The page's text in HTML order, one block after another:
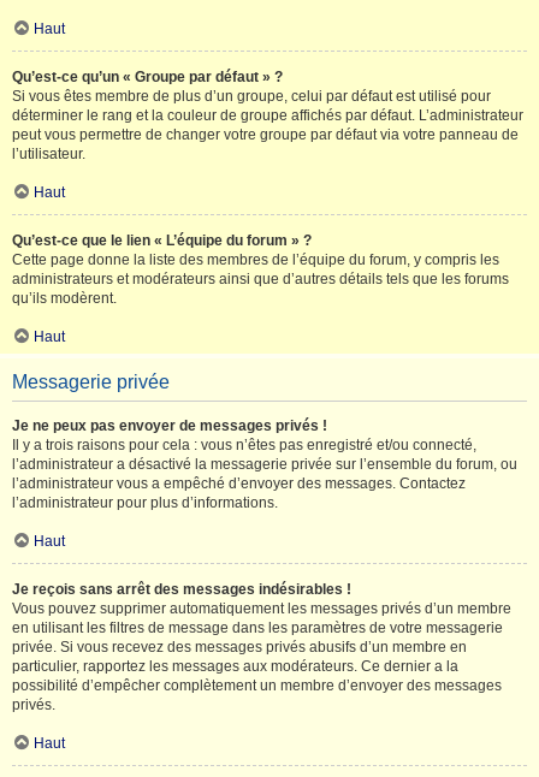
Haut
Qu’est-ce qu’un « Groupe par défaut » ?
Si vous êtes membre de plus d’un groupe, celui par défaut est utilisé pour
déterminer le rang et la couleur de groupe affichés par défaut. L’administrateur
peut vous permettre de changer votre groupe par défaut via votre panneau de
l’utilisateur.
Haut
Qu’est-ce que le lien « L’équipe du forum » ?
Cette page donne la liste des membres de l’équipe du forum, y compris les
administrateurs et modérateurs ainsi que d’autres détails tels que les forums
qu’ils modèrent.
Haut
Messagerie privée
Je ne peux pas envoyer de messages privés !
Il y a trois raisons pour cela : vous n’êtes pas enregistré et/ou connecté,
l’administrateur a désactivé la messagerie privée sur l’ensemble du forum, ou
l’administrateur vous a empêché d’envoyer des messages. Contactez
l’administrateur pour plus d’informations.
Haut
Je reçois sans arrêt des messages indésirables !
Vous pouvez supprimer automatiquement les messages privés d’un membre
en utilisant les filtres de message dans les paramètres de votre messagerie
privée. Si vous recevez des messages privés abusifs d’un membre en
particulier, rapportez les messages aux modérateurs. Ce dernier a la
possibilité d’empêcher complètement un membre d’envoyer des messages
privés.
Haut